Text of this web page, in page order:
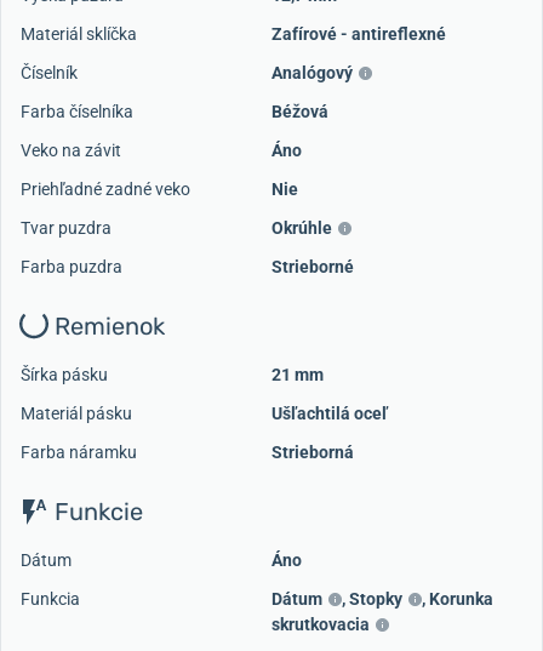
Materiál sklíčka
Zafírové - antireflexné
Číselník
Analógový
Farba číselníka
Béžová
Veko na závit
Áno
Priehľadné zadné veko
Nie
Tvar puzdra
Okrúhle
Farba puzdra
Strieborné
Remienok
Šírka pásku
21 mm
Materiál pásku
Ušľachtilá oceľ
Farba náramku
Strieborná
Funkcie
Dátum
Áno
Funkcia
Dátum ,Stopky , Korunka
skrutkovacia